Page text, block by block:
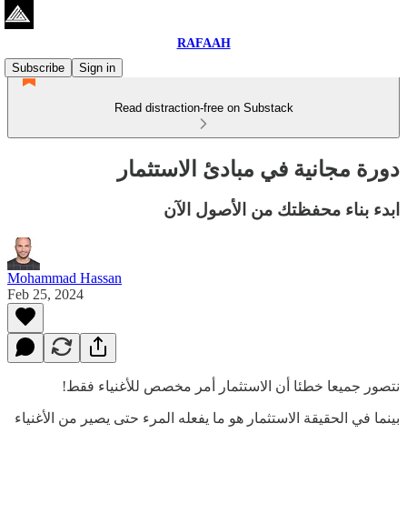
RAFAAH
Subscribe
Sign in
Read distraction-free on Substack
دورة مجانية في مبادئ الاستثمار
ابدء بناء محفظتك من الأصول الآن
Mohammad Hassan
Feb 25, 2024
نتصور جميعا خطئا أن الاستثمار أمر مخصص للأغنياء فقط!
بينما في الحقيقة الاستثمار هو ما يفعله المرء حتى يصير من الأغنياء